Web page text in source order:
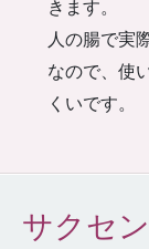
きます。
人の腸で実
なので、使
くいです。
サクセ